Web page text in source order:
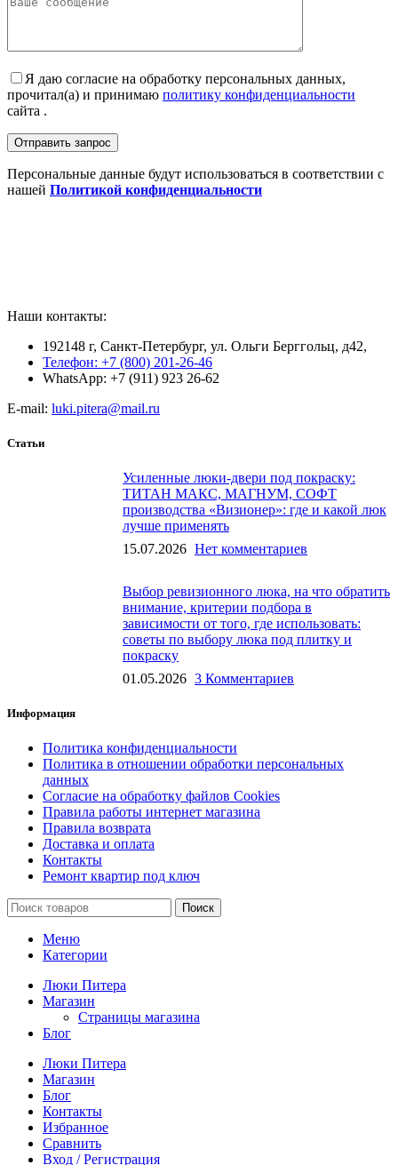
Я даю согласие на обработку персональных данных,
прочитал(а) и принимаю политику конфиденциальности
сайта .
Персональные данные будут использоваться в соответствии с
нашей Политикой конфиденциальности
Наши контакты:
192148 г, Санкт-Петербург, ул. Ольги Берггольц, д42,
Телефон: +7 (800) 201-26-46
WhatsApp: +7 (911) 923 26-62
E-mail: luki.pitera@mail.ru
Статьи
Усиленные люки-двери под покраску:
ТИТАН МАКС, МАГНУМ, СОФТ
производства «Визионер»: где и какой люк
лучше применять
15.07.2026 Нет комментариев
Выбор ревизионного люка, на что обратить
внимание, критерии подбора в
зависимости от того, где использовать:
советы по выбору люка под плитку и
покраску
01.05.2026 3 Комментариев
Информация
Политика конфиденциальности
Политика в отношении обработки персональных
данных
Согласие на обработку файлов Cookies
Правила работы интернет магазина
Правила возврата
Доставка и оплата
Контакты
Ремонт квартир под ключ
Поиск
Меню
Категории
Люки Питера
Магазин
Страницы магазина
Блог
Люки Питера
Магазин
Блог
Контакты
Избранное
Сравнить
Вход / Регистрация